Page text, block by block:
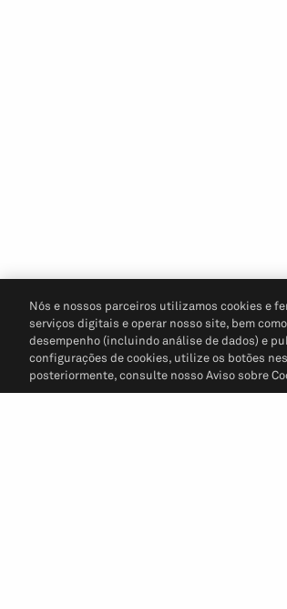
Nós e nossos parceiros utilizamos cookies e
serviços digitais e operar nosso site, bem
desempenho (incluindo análise de dados) e
configurações de cookies, utilize os botões
posteriormente, consulte nosso Aviso sobre